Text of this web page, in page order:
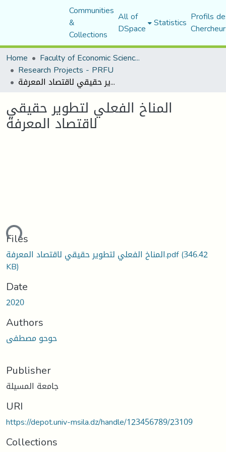
Communities
&
Collections
All of
DSpace Statistics Profils
Home
Faculty of Economic Sciences, Commerce and Management Sciences
Research Projects - PRFU
المناخ الفعلي لتطوير حقيقي لاقتصاد المعرفة
المناخ الفعلي لتطوير حقيقي
لاقتصاد المعرفة
Files
المناخ الفعلي لتطوير حقيقي لاقتصاد المعرفة.pdf(346.42
KB)
Date
2020
Authors
حوحو مصطفى
Publisher
جامعة المسيلة
URI
https://depot.univ-msila.dz/handle/123456789/23109
Collections